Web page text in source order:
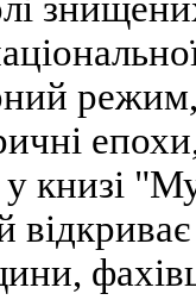
у книзі